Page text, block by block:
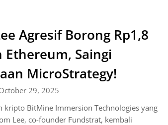
Agresif Borong Rp1,8
Ethereum, Saingi
MicroStrategy!
29, 2025
kripto BitMine Immersion Technologies yang
Lee, co-founder Fundstrat, kembali